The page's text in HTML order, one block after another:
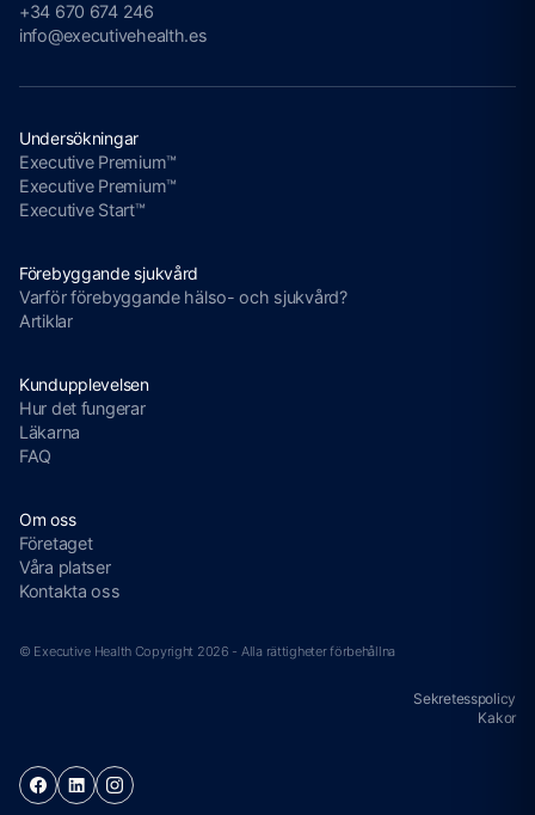
+34 670 674 246
info@executivehealth.es
Undersökningar
Executive Premium™
Executive Premium™
Executive Start™
Förebyggande sjukvård
Varför förebyggande hälso- och sjukvård?
Artiklar
Kundupplevelsen
Hur det fungerar
Läkarna
FAQ
Om oss
Företaget
Våra platser
Kontakta oss
© Executive Health Copyright 2026 - Alla rättigheter förbehållna
Sekretesspolicy
Kakor